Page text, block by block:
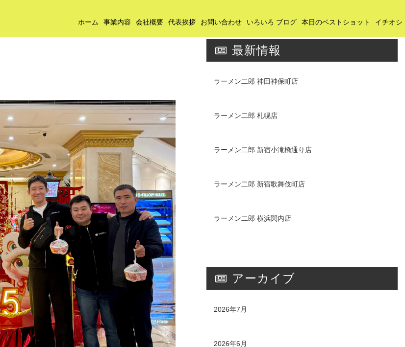
ホーム 事業内容 会社概要 代表挨拶 お問い合わせ いろいろ ブログ 本日のベストショット イチオシ
最新情報
ラーメン二郎 神田神保町店
ラーメン二郎 札幌店
ラーメン二郎 新宿小滝橋通り店
ラーメン二郎 新宿歌舞伎町店
ラーメン二郎 横浜関内店
アーカイブ
2026年7月
2026年6月